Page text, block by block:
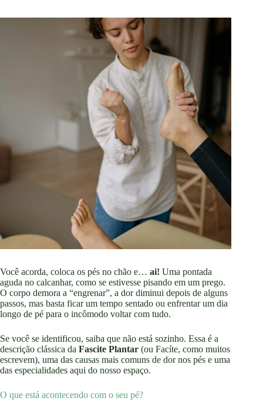
Você acorda, coloca os pés no chão e… ai! Uma pontada
aguda no calcanhar, como se estivesse pisando em um prego.
O corpo demora a “engrenar”, a dor diminui depois de alguns
passos, mas basta ficar um tempo sentado ou enfrentar um dia
longo de pé para o incômodo voltar com tudo.
Se você se identificou, saiba que não está sozinho. Essa é a
descrição clássica da Fascite Plantar (ou Facíte, como muitos
escrevem), uma das causas mais comuns de dor nos pés e uma
das especialidades aqui do nosso espaço.
O que está acontecendo com o seu pé?